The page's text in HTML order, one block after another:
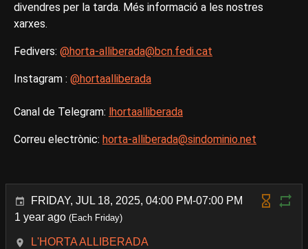
divendres per la tarda. Més informació a les nostres
xarxes.
Fedivers: @horta-alliberada@bcn.fedi.cat
Instagram : @hortaalliberada
Canal de Telegram: lhortaalliberada
Correu electrònic: horta-alliberada@sindominio.net
FRIDAY, JUL 18, 2025, 04:00 PM-07:00 PM
1 year ago (Each Friday)
L'HORTA ALLIBERADA